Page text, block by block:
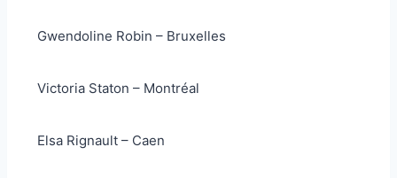
Gwendoline Robin – Bruxelles
Victoria Staton – Montréal
Elsa Rignault – Caen